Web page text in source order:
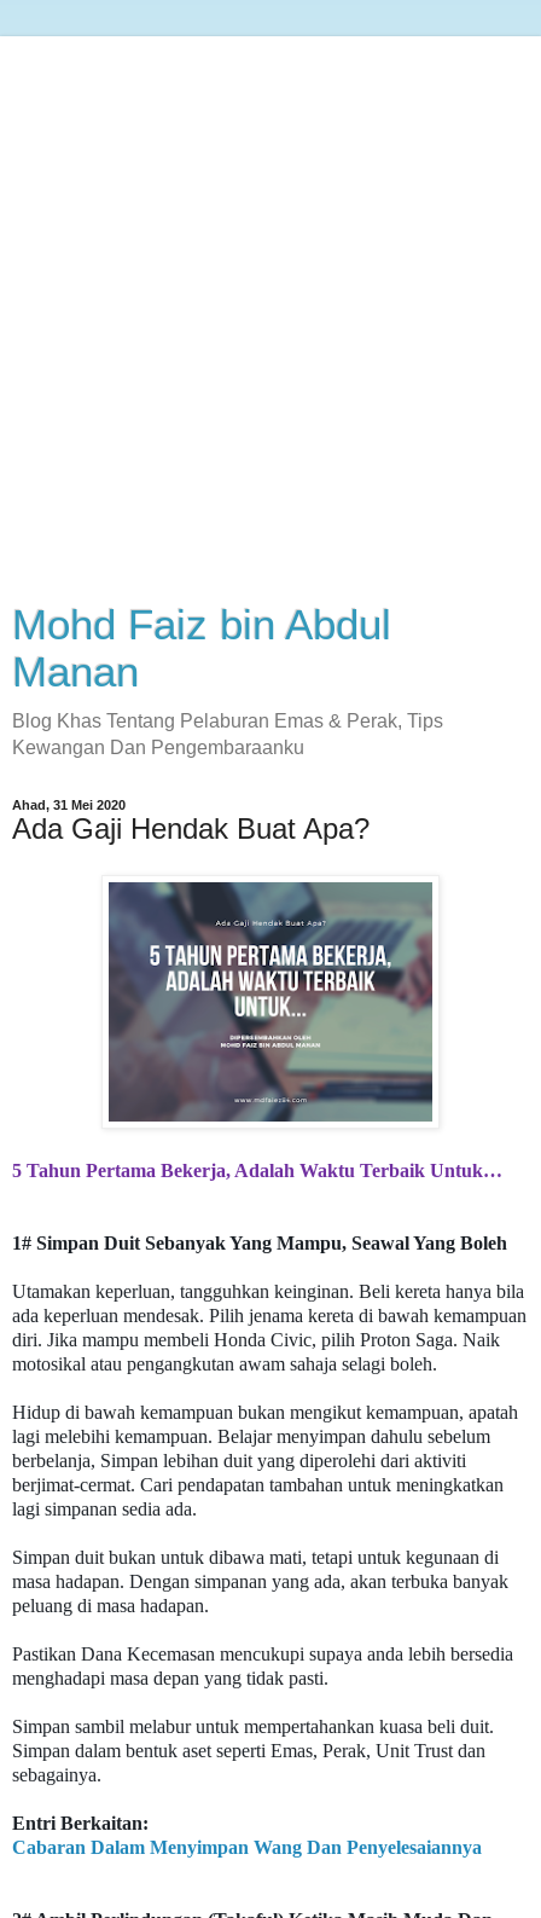
Mohd Faiz bin Abdul
Manan
Blog Khas Tentang Pelaburan Emas & Perak, Tips
Kewangan Dan Pengembaraanku
Ahad, 31 Mei 2020
Ada Gaji Hendak Buat Apa?
5 Tahun Pertama Bekerja, Adalah Waktu Terbaik Untuk…
1# Simpan Duit Sebanyak Yang Mampu, Seawal Yang Boleh
Utamakan keperluan, tangguhkan keinginan. Beli kereta hanya bila
ada keperluan mendesak. Pilih jenama kereta di bawah kemampuan
diri. Jika mampu membeli Honda Civic, pilih Proton Saga. Naik
motosikal atau pengangkutan awam sahaja selagi boleh.
Hidup di bawah kemampuan bukan mengikut kemampuan, apatah
lagi melebihi kemampuan. Belajar menyimpan dahulu sebelum
berbelanja, Simpan lebihan duit yang diperolehi dari aktiviti
berjimat-cermat. Cari pendapatan tambahan untuk meningkatkan
lagi simpanan sedia ada.
Simpan duit bukan untuk dibawa mati, tetapi untuk kegunaan di
masa hadapan. Dengan simpanan yang ada, akan terbuka banyak
peluang di masa hadapan.
Pastikan Dana Kecemasan mencukupi supaya anda lebih bersedia
menghadapi masa depan yang tidak pasti.
Simpan sambil melabur untuk mempertahankan kuasa beli duit.
Simpan dalam bentuk aset seperti Emas, Perak, Unit Trust dan
sebagainya.
Entri Berkaitan:
Cabaran Dalam Menyimpan Wang Dan Penyelesaiannya